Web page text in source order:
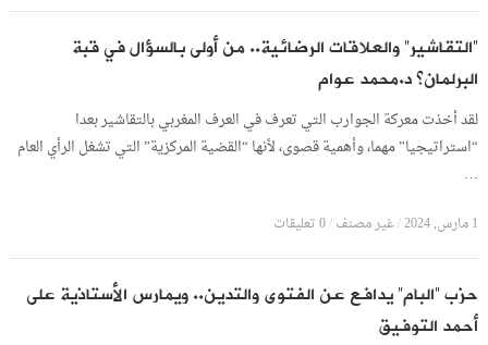
“التقاشير” والعلاقات الرضائية.. من أولى بالسؤال في قبة
البرلمان؟ د.محمد عوام
لقد أخذت معركة الجوارب التي تعرف في العرف المغربي بالتقاشير بعدا
“استراتيجيا” مهما، وأهمية قصوى، لأنها “القضية المركزية” التي تشغل الرأي العام
…
1 مارس, 2024 /غير مصنف/0 تعليقات
حزب “البام” يدافع عن الفتوى والتدين.. ويمارس الأستاذية على
أحمد التوفيق